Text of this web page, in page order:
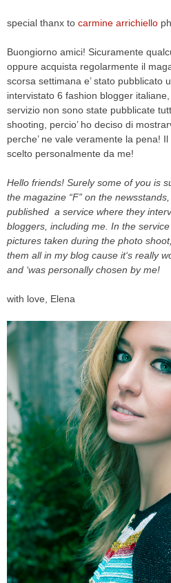
special thanx to carmine arrichiello
Buongiorno amici! Sicuramente
oppure acquista regolarmente il
scorsa settimana e’ stato pubblicato
intervistato 6 fashion blogger
servizio non sono state pubblicate
shooting, percio’ ho deciso di
perche’ ne vale veramente la pena!
scelto personalmente da me!
Hello friends! Surely some of you is
the magazine “F” on the newsstands
published a service where they
bloggers , including me. In the service
pictures taken during the photo shoot
them allin my blog cause it‘s really
and ‘was personally chosen by me!
with love, Elena